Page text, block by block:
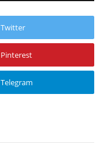
Twitter
Pinterest
Telegram